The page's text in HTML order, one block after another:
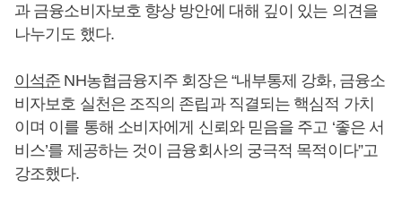
과 금융소비자보호 향상 방안에 대해 깊이 있는 의견을
나누기도 했다.
이석준 NH농협금융지주 회장은 “내부통제 강화, 금융소
비자보호 실천은 조직의 존립과 직결되는 핵심적 가치
이며 이를 통해 소비자에게 신뢰와 믿음을 주고 ‘좋은 서
비스’를 제공하는 것이 금융회사의 궁극적 목적이다”고
강조했다.